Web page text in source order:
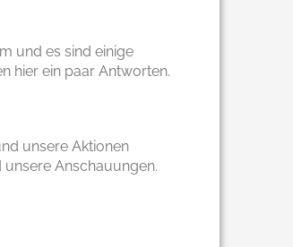
und es sind einige
hier ein paar Antworten.
unsere Aktionen
Anschauungen.